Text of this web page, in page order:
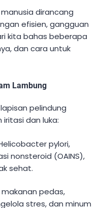
dirancang
efisien, gangguan
kita bahas beberapa
dan cara untuk
Lambung
pelindung
dan luka:
pylori,
nonsteroid (OAINS),
sehat.
pedas,
stres, dan minum